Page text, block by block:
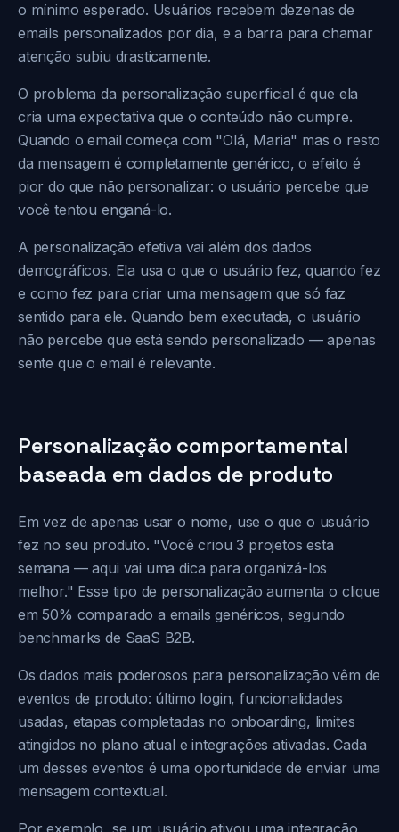
o mínimo esperado. Usuários recebem dezenas de
emails personalizados por dia, e a barra para chamar
atenção subiu drasticamente.
O problema da personalização superficial é que ela
cria uma expectativa que o conteúdo não cumpre.
Quando o email começa com "Olá, Maria" mas o resto
da mensagem é completamente genérico, o efeito é
pior do que não personalizar: o usuário percebe que
você tentou enganá-lo.
A personalização efetiva vai além dos dados
demográficos. Ela usa o que o usuário fez, quando fez
e como fez para criar uma mensagem que só faz
sentido para ele. Quando bem executada, o usuário
não percebe que está sendo personalizado — apenas
sente que o email é relevante.
Personalização comportamental
baseada em dados de produto
Em vez de apenas usar o nome, use o que o usuário
fez no seu produto. "Você criou 3 projetos esta
semana — aqui vai uma dica para organizá-los
melhor." Esse tipo de personalização aumenta o clique
em 50% comparado a emails genéricos, segundo
benchmarks de SaaS B2B.
Os dados mais poderosos para personalização vêm de
eventos de produto: último login, funcionalidades
usadas, etapas completadas no onboarding, limites
atingidos no plano atual e integrações ativadas. Cada
um desses eventos é uma oportunidade de enviar uma
mensagem contextual.
Por exemplo, se um usuário ativou uma integração